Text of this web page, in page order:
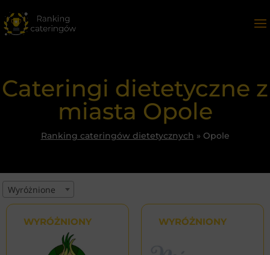
Cateringi dietetyczne z
miasta Opole
Ranking cateringów dietetycznych » Opole
Wyróżnione
WYRÓŻNIONY WYRÓŻNIONY